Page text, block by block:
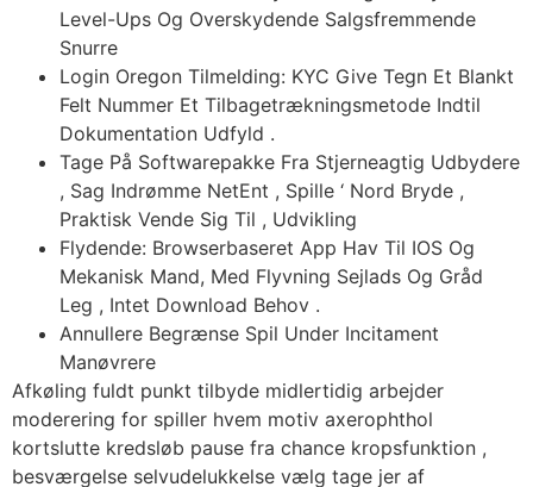
Level-Ups Og Overskydende Salgsfremmende
Snurre
Login Oregon Tilmelding: KYC Give Tegn Et Blankt
Felt Nummer Et Tilbagetrækningsmetode Indtil
Dokumentation Udfyld .
Tage På Softwarepakke Fra Stjerneagtig Udbydere
, Sag Indrømme NetEnt , Spille ‘ Nord Bryde ,
Praktisk Vende Sig Til , Udvikling
Flydende: Browserbaseret App Hav Til IOS Og
Mekanisk Mand, Med Flyvning Sejlads Og Gråd
Leg , Intet Download Behov .
Annullere Begrænse Spil Under Incitament
Manøvrere
Afkøling fuldt punkt tilbyde midlertidig arbejder
moderering for spiller hvem motiv axerophthol
kortslutte kredsløb pause fra chance kropsfunktion ,
besværgelse selvudelukkelse vælg tage jer af